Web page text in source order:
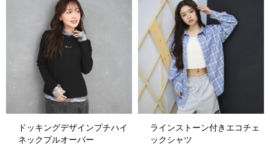
ドッキングデザインプチハイ
ネックプルオーバー
ラインストーン付きエコチェ
ックシャツ